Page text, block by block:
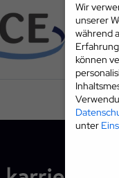
Wir
unserer
während
können
unter